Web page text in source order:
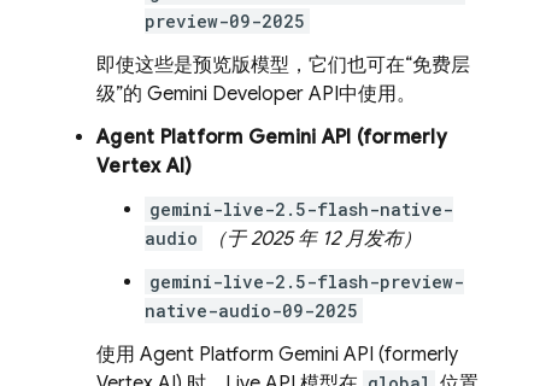
preview-09-2025
即使这些是预览版模型，它们也可在“免费层
级”的 Gemini Developer API中使用。
Agent Platform Gemini API (formerly
Vertex AI)
gemini-live-2.5-flash-native-
audio
（于 2025 年 12 月发布）
gemini-live-2.5-flash-preview-
native-audio-09-2025
使用 Agent Platform Gemini API (formerly